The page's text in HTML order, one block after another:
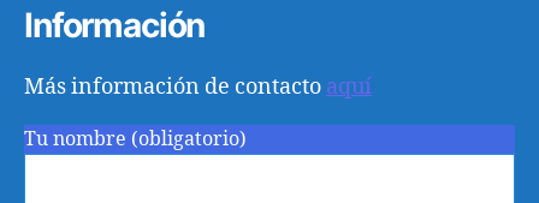
Información
Más información de contacto aquí
Tu nombre (obligatorio)